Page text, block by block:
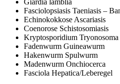
Fasciolopsiasis Taeniasis –
Echinokokkose Ascariasis
Coenorose Schistosomiasis
Kryptosporidium
Fadenwurm Guineawurm
Hakenwurm Spulwurm
Madenwurm Onchiocerca
Fasciola Hepatica/Leberegel